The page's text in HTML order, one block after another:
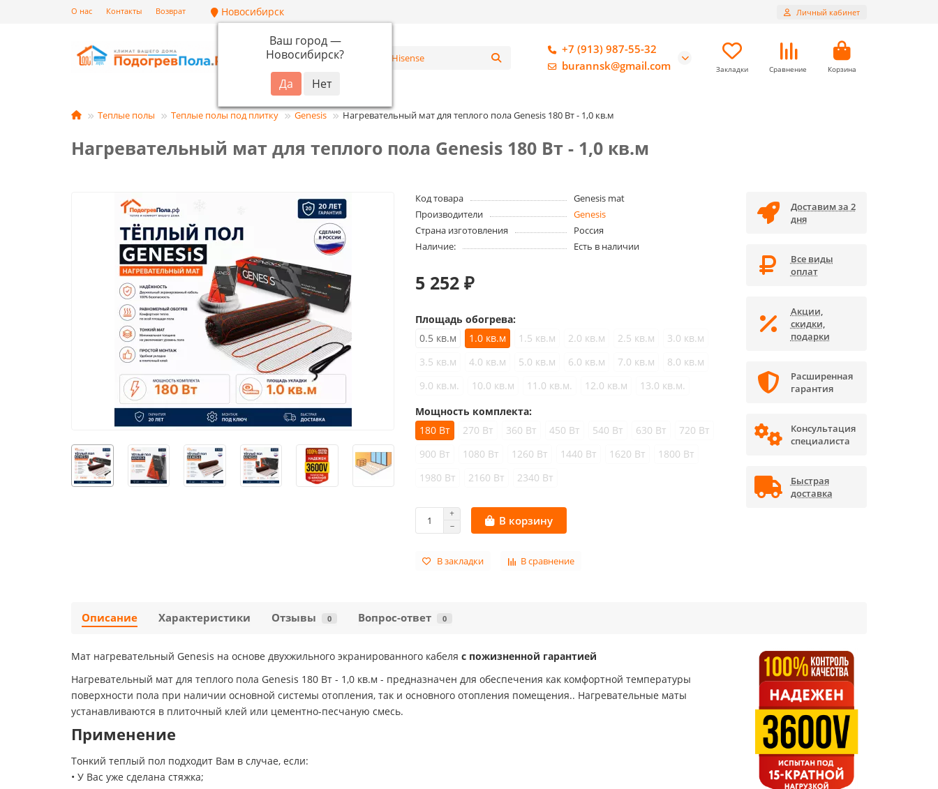
О нас Контакты Возврат Новосибирск
Ваш город —
Новосибирск?
Личный кабинет
Каталог
+7 (913) 987-55-32
burannsk@gmail.com
Закладки Сравнение Корзина
Теплые полы Теплые полы под плитку Genesis Нагревательный мат для теплого пола Genesis 180 Вт - 1,0 кв.м
Нагревательный мат для теплого пола Genesis 180 Вт - 1,0 кв.м
Код товара
Genesis mat
Производители
Genesis
Страна изготовления
Россия
Наличие:
Есть в наличии
5 252 ₽
Площадь обогрева:
0.5 кв.м
1.0 кв.м 1.5 кв.м 2.0 кв.м 2.5 кв.м
3.0 кв.м
3.5 кв.м
4.0 кв.м 5.0 кв.м 6.0 кв.м 7.0 кв.м
8.0 кв.м
9.0 кв.м.
10.0 кв.м 11.0 кв.м. 12.0 кв.м
13.0 кв.м.
Мощность комплекта:
180 Вт
270 Вт 360 Вт 450 Вт 540 Вт 630 Вт
720 Вт
900 Вт
1080 Вт 1260 Вт 1440 Вт 1620 Вт
1800 Вт
1980 Вт
2160 Вт 2340 Вт
В корзину
В закладки В сравнение
Доставим за 2
дня
Все виды
оплат
Акции,
скидки,
подарки
Расширенная
гарантия
Консультация
специалиста
Быстрая
доставка
Описание Характеристики Отзывы 0 Вопрос-ответ 0
Мат нагревательный Genesis на основе двухжильного экранированного кабеля с пожизненной гарантией
Нагревательный мат для теплого пола Genesis 180 Вт - 1,0 кв.м - предназначен для обеспечения как комфортной температуры
поверхности пола при наличии основной системы отопления, так и основного отопления помещения.. Нагревательные маты
устанавливаются в плиточный клей или цементно-песчаную смесь.
Применение
Тонкий теплый пол подходит Вам в случае, если:
• У Вас уже сделана стяжка;